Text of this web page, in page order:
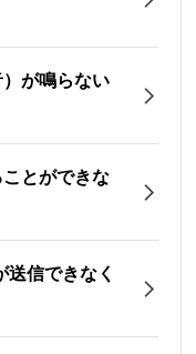
が鳴らない
とができな
信できなく